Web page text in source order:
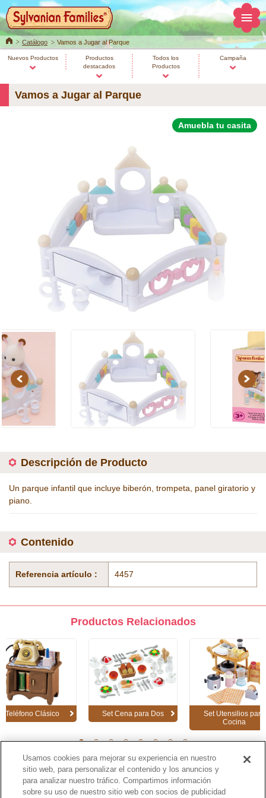
HomeCatálogo Vamos a Jugar al Parque
Nuevos Productos
Productos
destacados
Todos los
Productos
Campaña
Vamos a Jugar al Parque
Amuebla tu casita
Previous Next
Descripción de Producto
Un parque infantil que incluye biberón, trompeta, panel giratorio y
piano.
Contenido
Referencia artículo : 4457
Productos Relacionados
Teléfono Clásico Set Cena para Dos
Set Utensilios para
Cocina
1 2 3 4 5 6 7 8
Página de Catálogo
Usamos cookies para mejorar su experiencia en nuestro
sitio web, para personalizar el contenido y los anuncios y
para analizar nuestro tráfico. Compartimos información
sobre su uso de nuestro sitio web con socios de publicidad